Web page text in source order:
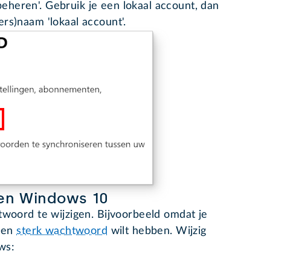
Gebruik je een lokaal account, dan
'lokaal account'.
Windows 10
te wijzigen. Bijvoorbeeld omdat je
sterk wachtwoord wilt hebben. Wijzig